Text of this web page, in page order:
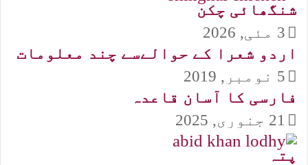
شنگھائی چکن
3 مئی, 2026
اردو شعرا کے حوالےسے چند معلومات
5 نومبر, 2019
فارسی کا آسان قاعدہ
21 جنوری, 2025
پتہ